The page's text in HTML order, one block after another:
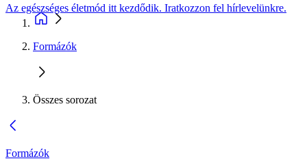
Az egészséges életmód itt kezdődik. Iratkozzon fel hírlevelünkre.
Formázók
Összes sorozat
Formázók